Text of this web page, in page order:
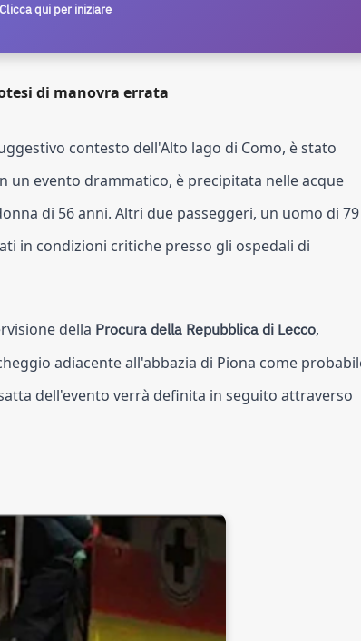
qui per iniziare
di manovra errata
contesto dell'Alto lago di Como, è stato
un evento drammatico, è precipitata nelle acque
di 56 anni. Altri due passeggeri, un uomo di 79
in condizioni critiche presso gli ospedali di
della Procura della Repubblica di Lecco,
adiacente all'abbazia di Piona come
dell'evento verrà definita in seguito attraverso